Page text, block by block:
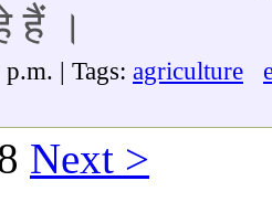
हैं ।
| Tags: agriculture
Next >